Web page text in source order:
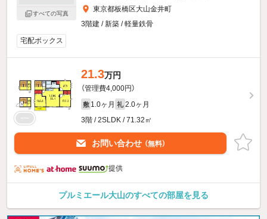
すべての写真
東京都板橋区大山金井町
3階建 / 新築 / 軽量鉄骨
宅配ボックス
21.3万円
（管理費4,000円）
敷 1.0ヶ月 礼 2.0ヶ月
3階 / 2SLDK / 71.32㎡
お問い合わせ （無料）
提供
プルミエール大山のすべての部屋を見る